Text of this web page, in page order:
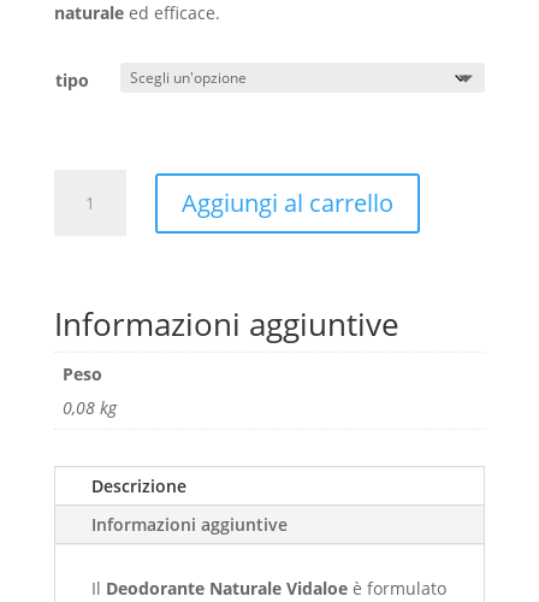
naturaleed efficace.
tipo
Aggiungi al carrello
Informazioni aggiuntive
Peso
0,08 kg
Descrizione
Informazioni aggiuntive
Il Deodorante Naturale Vidaloeè formulato